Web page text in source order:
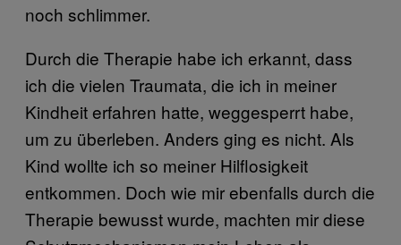
noch schlimmer.
Durch die Therapie habe ich erkannt, dass
ich die vielen Traumata, die ich in meiner
Kindheit erfahren hatte, weggesperrt habe,
um zu überleben. Anders ging es nicht. Als
Kind wollte ich so meiner Hilflosigkeit
entkommen. Doch wie mir ebenfalls durch die
Therapie bewusst wurde, machten mir diese